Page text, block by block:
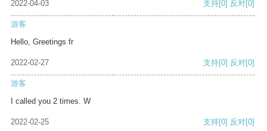
2022-04-03 支持[0] 反对[0]
游客
Hello, Greetings fr
2022-02-27 支持[0] 反对[0]
游客
I called you 2 times. W
2022-02-25 支持[0] 反对[0]